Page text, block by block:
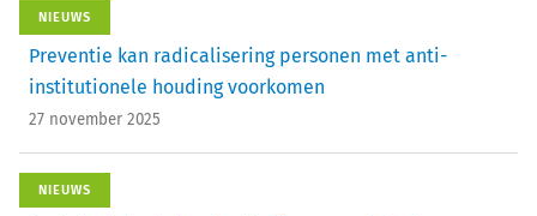
NIEUWS
Preventie kan radicalisering personen met anti-
institutionele houding voorkomen
27 november 2025
NIEUWS